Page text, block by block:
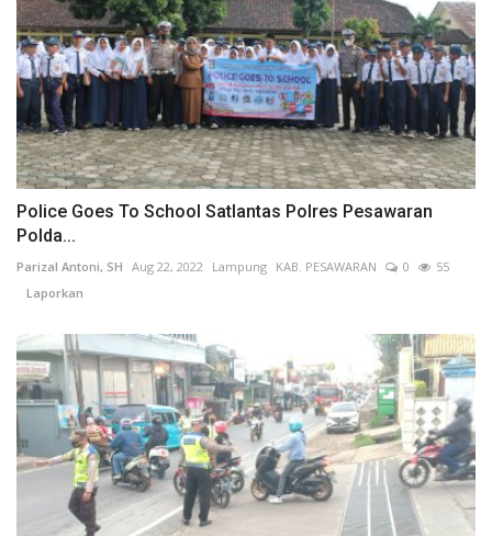
Police Goes To School Satlantas Polres Pesawaran
Polda...
Parizal Antoni, SH Aug 22, 2022 Lampung KAB. PESAWARAN 0
55
Laporkan